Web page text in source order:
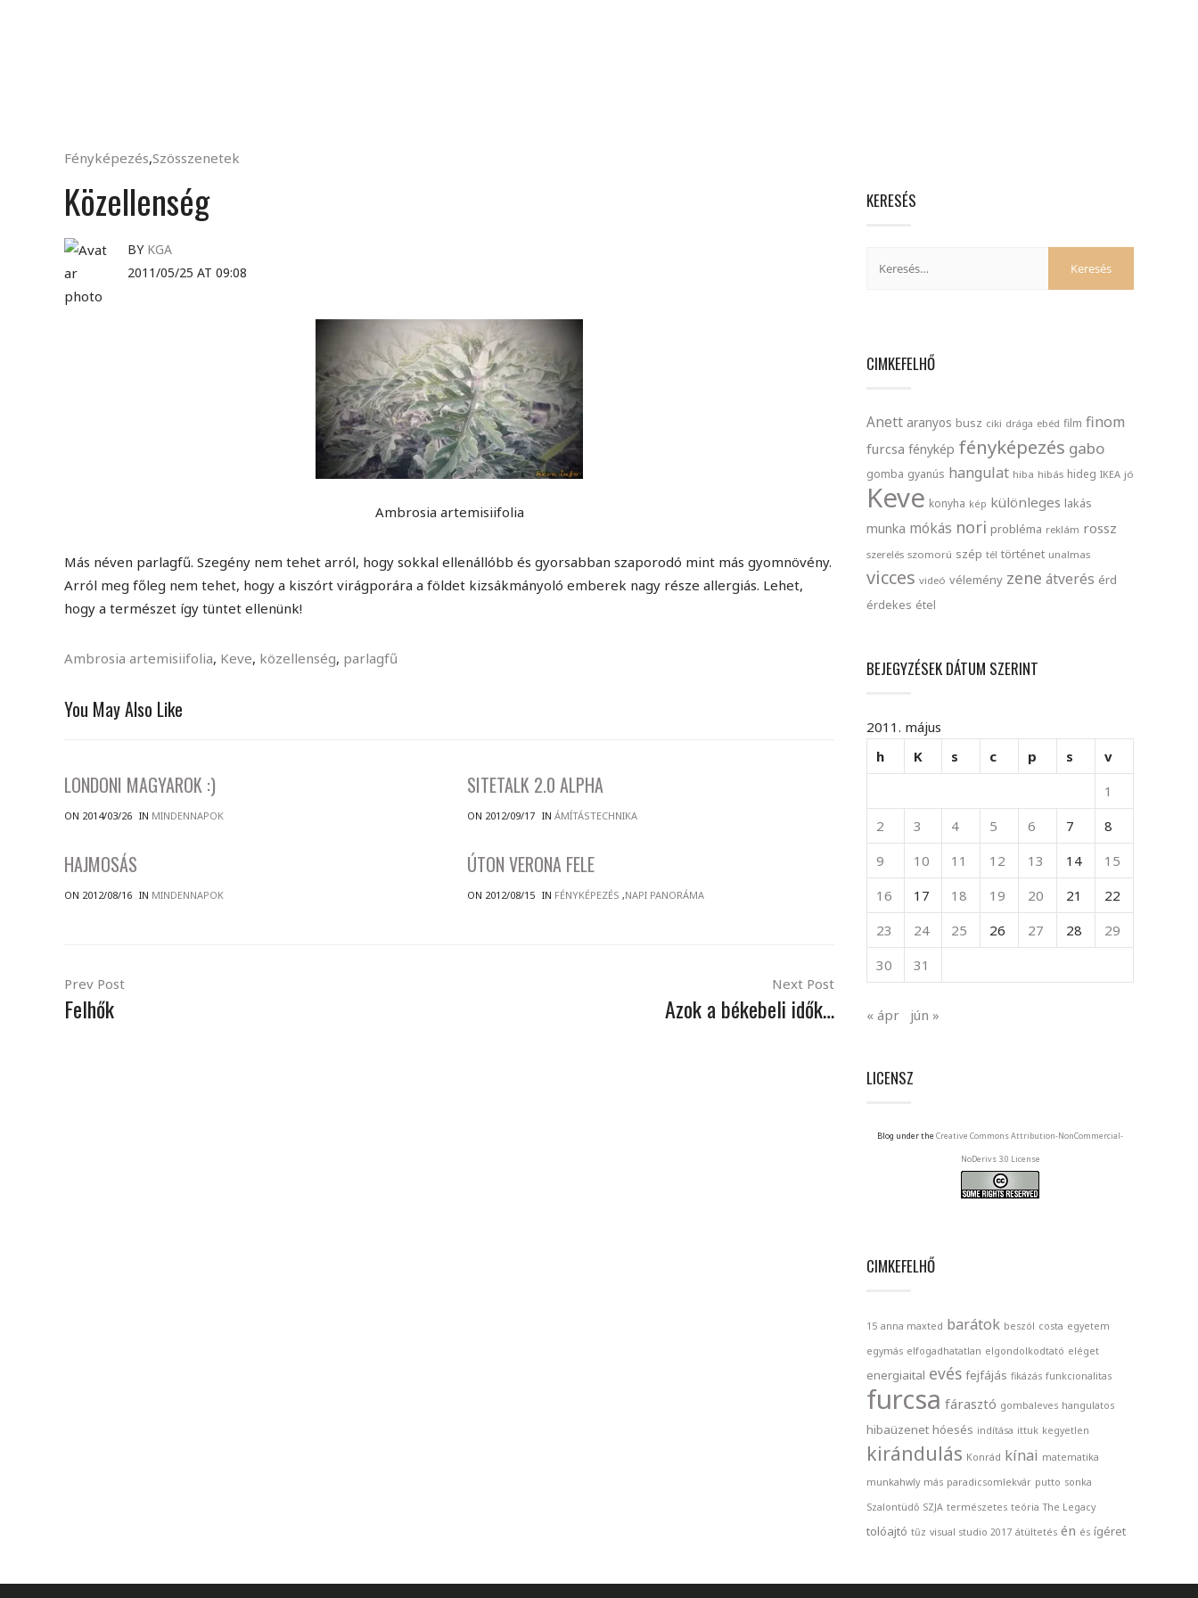
Fényképezés,Szösszenetek
Közellenség
BY KGA
2011/05/25 AT 09:08
Ambrosia artemisiifolia
Más néven parlagfű. Szegény nem tehet arról, hogy sokkal ellenállóbb és gyorsabban szaporodó mint más gyomnövény.
Arról meg főleg nem tehet, hogy a kiszórt virágporára a földet kizsákmányoló emberek nagy része allergiás. Lehet,
hogy a természet így tüntet ellenünk!
Ambrosia artemisiifolia, Keve, közellenség, parlagfű
You May Also Like
LONDONI MAGYAROK :)
ON 2014/03/26 IN MINDENNAPOK
SITETALK 2.0 ALPHA
ON 2012/09/17 INÁMÍTÁSTECHNIKA
HAJMOSÁS
ON 2012/08/16 IN MINDENNAPOK
ÚTON VERONA FELE
ON 2012/08/15 IN FÉNYKÉPEZÉS ,NAPI PANORÁMA
Prev Post
Felhők
Next Post
Azok a békebeli idők…
KERESÉS
CIMKEFELHŐ
Anett aranyos busz ciki drága ebéd film finom
furcsa fénykép fényképezés gabo
gomba gyanús hangulat hiba hibás hideg IKEA jó
Keve konyha kép különleges lakás
munka mókás nori probléma reklám rossz
szerelés szomorú szép tél történet unalmas
vicces videó vélemény zene átverés érd
érdekes étel
BEJEGYZÉSEK DÁTUM SZERINT
2011. május
h
K s c p s
v
1
2
3 4 5 6 7
8
9
10 11 12 13 14
15
16
17 18 19 20 21
22
23
24 25 26 27 28
29
30
31
« ápr jún »
LICENSZ
Blog under the Creative Commons Attribution-NonCommercial-
NoDerivs 3.0 License
CIMKEFELHŐ
15 anna maxted barátok beszól costa egyetem
egymás elfogadhatatlan elgondolkodtató eléget
energiaital evés fejfájás fikázás funkcionalitas
furcsa fárasztó gombaleves hangulatos
hibaüzenet hóesés indítása ittuk kegyetlen
kirándulás Konrád kínai matematika
munkahwly más paradicsomlekvár putto sonka
Szalontüdő SZJA természetes teória The Legacy
tolóajtó tűz visual studio 2017 átültetés én és ígéret